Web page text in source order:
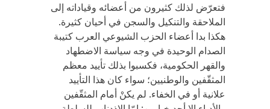
فتعرّض لذلك كثيرون من أعضائه وقياداته إلى
الملاحقة والتنكيل والسجن في أحيان كثيرة.
هكذا بدا أعضاء الحزب الشيوعي العرب كتيبة
الصدام الوحيدة في وجه سياسة الاضطهاد
والقهر الحكومية، فكسبوا بذلك تأييد معظم
المثقّفين والوطنيين؛ سواء كان هذا التأييد
علانية أو في الخفاء. لم يكنْ أمام المثقّفين